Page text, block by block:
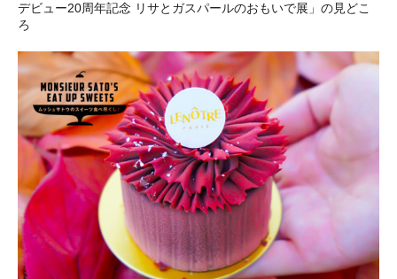
デビュー20周年記念 リサとガスパールのおもいで展」の見どこ
ろ